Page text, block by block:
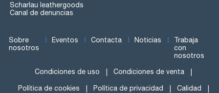
Scharlau leathergoods
Canal de denuncias
Sobre
nosotros
Eventos Contacta Noticias
Trabaja
con
nosotros
Condiciones de uso Condiciones de venta
Política de cookies Política de privacidad Calidad